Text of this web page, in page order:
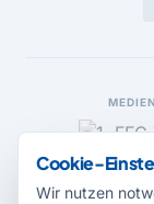
Cookie-
Wir nutzen